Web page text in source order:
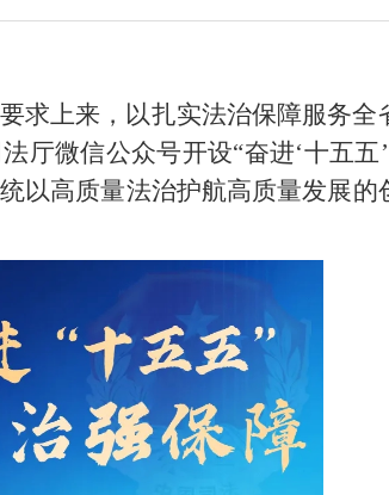
求上来，以扎实法治保障服务
厅微信公众号开设“奋进‘十五
以高质量法治护航高质量发展